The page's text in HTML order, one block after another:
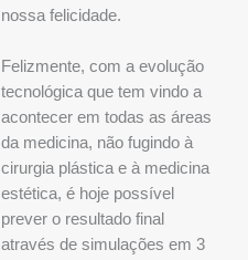
nossa felicidade.
Felizmente, com a evolução
tecnológica que tem vindo a
acontecer em todas as áreas
da medicina, não fugindo à
cirurgia plástica e à medicina
estética, é hoje possível
prever o resultado final
através de simulações em 3